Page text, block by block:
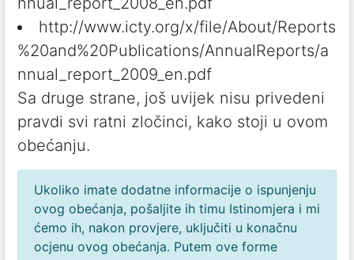
http://www.icty.org/x/file/About/Reports
%20and%20Publications/AnnualReports/a
nnual_report_2009_en.pdf
Sa druge strane, još uvijek nisu privedeni
pravdi svi ratni zločinci, kako stoji u ovom
obećanju.
Ukoliko imate dodatne informacije o ispunjenju
ovog obećanja, pošaljite ih timu Istinomjera i mi
ćemo ih, nakon provjere, uključiti u konačnu
ocjenu ovog obećanja. Putem ove forme